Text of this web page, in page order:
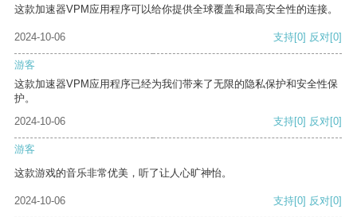
这款加速器VPM应用程序可以给你提供全球覆盖和最高安全性的连接。
2024-10-06 支持[0] 反对[0]
游客
这款加速器VPM应用程序已经为我们带来了无限的隐私保护和安全性保
护。
2024-10-06
支持[0] 反对[0]
游客
这款游戏的音乐非常优美，听了让人心旷神怡。
2024-10-06 支持[0] 反对[0]